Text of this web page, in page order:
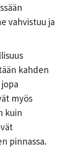
vahvistuu ja
kahden
myös
kuin
pinnassa.